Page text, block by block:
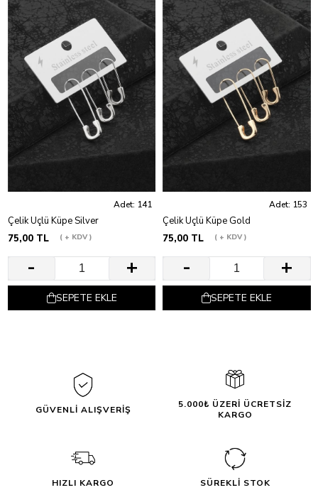
Adet: 141
Çelik Üçlü Küpe Silver
75,00 TL
+ KDV
SEPETE EKLE
Adet: 153
Çelik Üçlü Küpe Gold
75,00 TL
+ KDV
SEPETE EKLE
GÜVENLİ ALIŞVERİŞ
5.000₺ ÜZERİ ÜCRETSİZ
KARGO
HIZLI KARGO SÜREKLİ STOK